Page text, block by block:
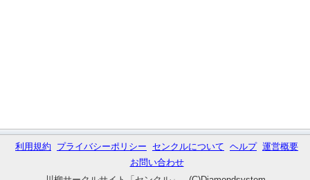
利用規約 プライバシーポリシー センクルについて ヘルプ 運営概要
お問い合わせ